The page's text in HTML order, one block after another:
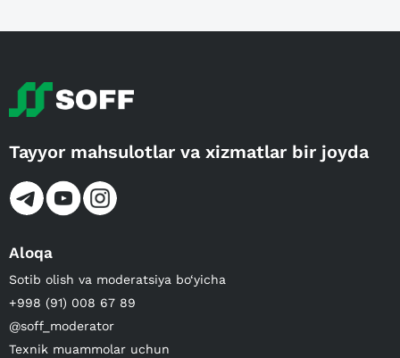
Tayyor mahsulotlar va xizmatlar bir joyda
Aloqa
Sotib olish va moderatsiya bo‘yicha
+998 (91) 008 67 89
@soff_moderator
Texnik muammolar uchun